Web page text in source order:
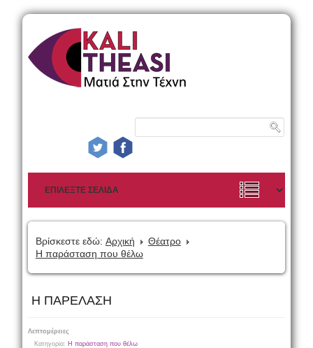
Βρίσκεστε εδώ: Αρχική
Θέατρο
Η παράσταση που θέλω
Η ΠΑΡΕΛΑΣΗ
Λεπτομέρειες
Κατηγορία: Η παράσταση που θέλω